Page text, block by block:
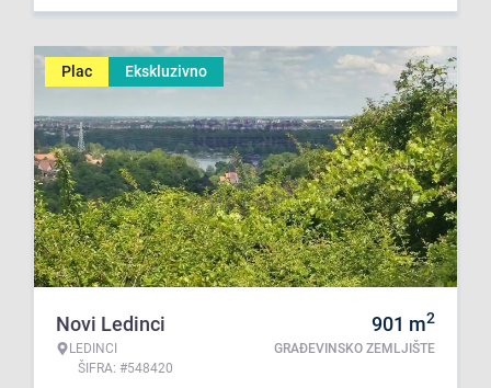
Plac Ekskluzivno
Novi Ledinci
LEDINCI
ŠIFRA: #548420
901 m2
GRAĐEVINSKO ZEMLJIŠTE